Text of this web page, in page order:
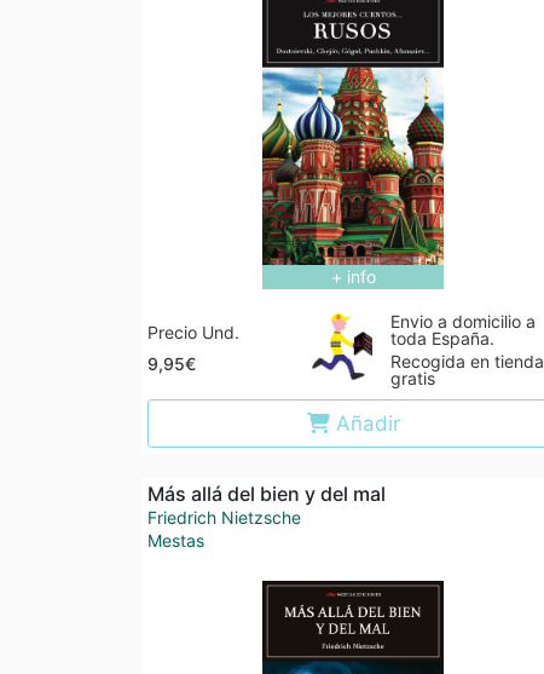
+ info
Precio Und.
9,95€
Envio a domicilio a
toda España.
Recogida en tienda
gratis
Añadir
Más allá del bien y del mal
Friedrich Nietzsche
Mestas